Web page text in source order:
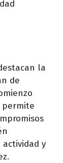
la
de
permite
y